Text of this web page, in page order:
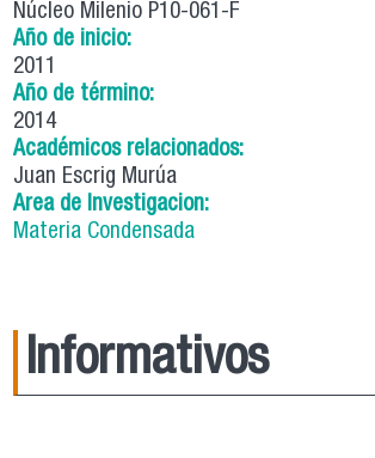
Núcleo Milenio P10-061-F
Año de inicio:
2011
Año de término:
2014
Académicos relacionados:
Juan Escrig Murúa
Area de Investigacion:
Materia Condensada
Informativos